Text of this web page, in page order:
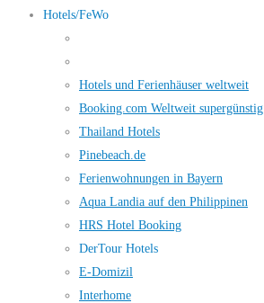
Hotels/FeWo
Hotels und Ferienhäuser weltweit
Booking.com Weltweit supergünstig
Thailand Hotels
Pinebeach.de
Ferienwohnungen in Bayern
Aqua Landia auf den Philippinen
HRS Hotel Booking
DerTour Hotels
E-Domizil
Interhome